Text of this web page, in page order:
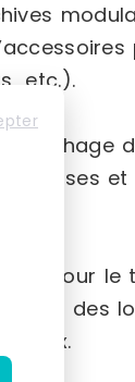
etc.).
et
pour le
et des